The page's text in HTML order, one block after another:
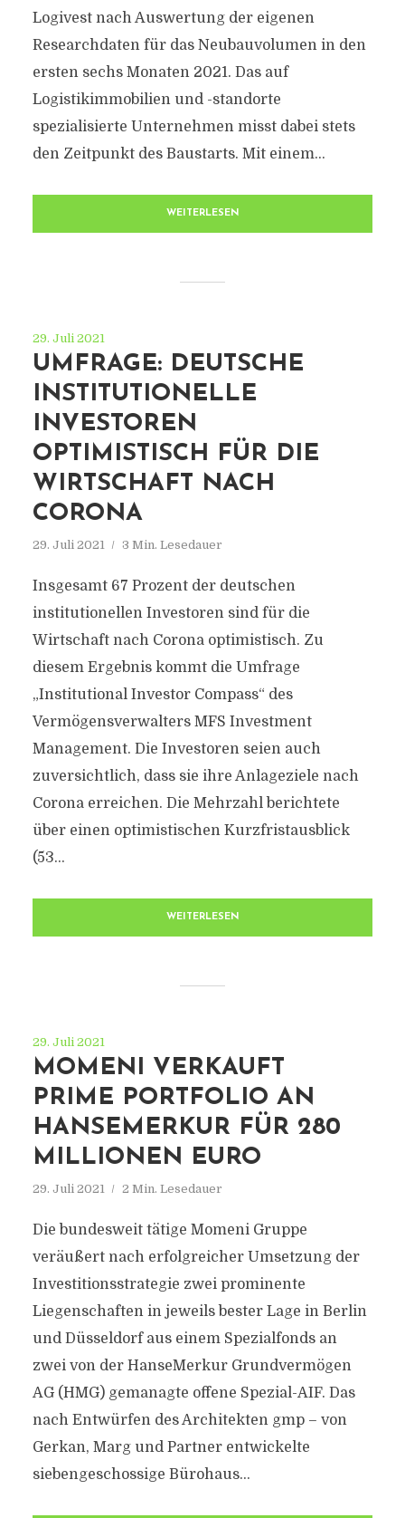
Logivest nach Auswertung der eigenen
Researchdaten für das Neubauvolumen in den
ersten sechs Monaten 2021. Das auf
Logistikimmobilien und -standorte
spezialisierte Unternehmen misst dabei stets
den Zeitpunkt des Baustarts. Mit einem...
WEITERLESEN
29. Juli 2021
UMFRAGE: DEUTSCHE
INSTITUTIONELLE
INVESTOREN
OPTIMISTISCH FÜR DIE
WIRTSCHAFT NACH
CORONA
29. Juli 2021 3 Min. Lesedauer
Insgesamt 67 Prozent der deutschen
institutionellen Investoren sind für die
Wirtschaft nach Corona optimistisch. Zu
diesem Ergebnis kommt die Umfrage
„Institutional Investor Compass“ des
Vermögensverwalters MFS Investment
Management. Die Investoren seien auch
zuversichtlich, dass sie ihre Anlageziele nach
Corona erreichen. Die Mehrzahl berichtete
über einen optimistischen Kurzfristausblick
(53...
WEITERLESEN
29. Juli 2021
MOMENI VERKAUFT
PRIME PORTFOLIO AN
HANSEMERKUR FÜR 280
MILLIONEN EURO
29. Juli 2021 2 Min. Lesedauer
Die bundesweit tätige Momeni Gruppe
veräußert nach erfolgreicher Umsetzung der
Investitionsstrategie zwei prominente
Liegenschaften in jeweils bester Lage in Berlin
und Düsseldorf aus einem Spezialfonds an
zwei von der HanseMerkur Grundvermögen
AG (HMG) gemanagte offene Spezial-AIF. Das
nach Entwürfen des Architekten gmp – von
Gerkan, Marg und Partner entwickelte
siebengeschossige Bürohaus...